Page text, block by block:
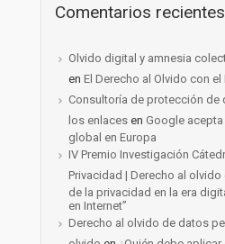
Comentarios recientes
Olvido digital y amnesia
en El Derecho al Olvido con el
Consultoría de protección de
los enlaces en Google
global en Europa
IV Premio Investigación
Privacidad | Derecho al olvido
de la privacidad en la era
en Internet”
Derecho al olvido de datos